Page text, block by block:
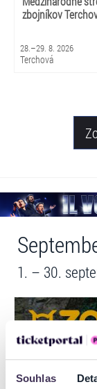
Souhlas
zbojníkov
28.–29. 8. 2026
Terchová
1. – 30.